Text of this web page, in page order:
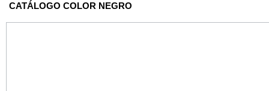
CATÁLOGO COLOR NEGRO